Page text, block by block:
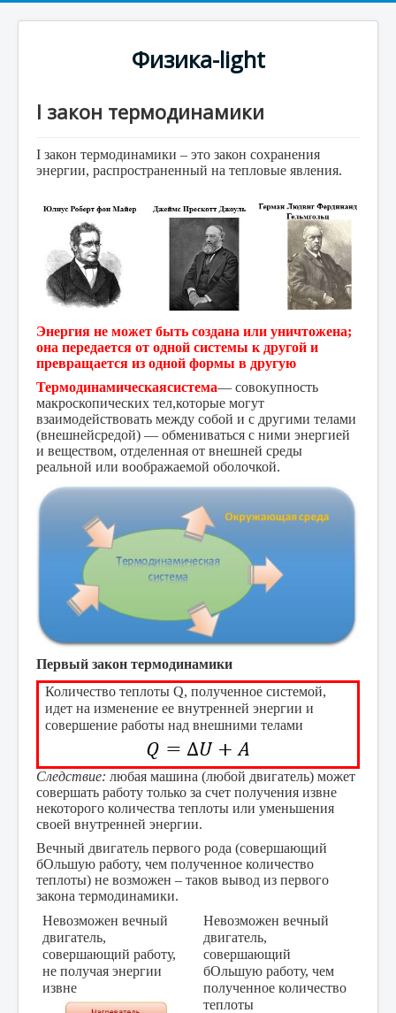
Физика-light
I закон термодинамики
I закон термодинамики – это закон сохранения
энергии, распространенный на тепловые явления.
Энергия не может быть создана или уничтожена;
она передается от одной системы к другой и
превращается из одной формы в другую
Термодинамическаясистема— совокупность
макроскопических тел,которые могут
взаимодействовать между собой и с другими телами
(внешнейсредой) — обмениваться с ними энергией
и веществом, отделенная от внешней среды
реальной или воображаемой оболочкой.
Первый закон термодинамики
Количество теплоты Q, полученное системой,
идет на изменение ее внутренней энергии и
совершение работы над внешними телами
Следствие: любая машина (любой двигатель) может
совершать работу только за счет получения извне
некоторого количества теплоты или уменьшения
своей внутренней энергии.
Вечный двигатель первого рода (совершающий
бОльшую работу, чем полученное количество
теплоты) не возможен – таков вывод из первого
закона термодинамики.
Невозможен вечный
двигатель,
совершающий работу,
не получая энергии
извне
Невозможен вечный
двигатель,
совершающий
бОльшую работу, чем
полученное количество
теплоты